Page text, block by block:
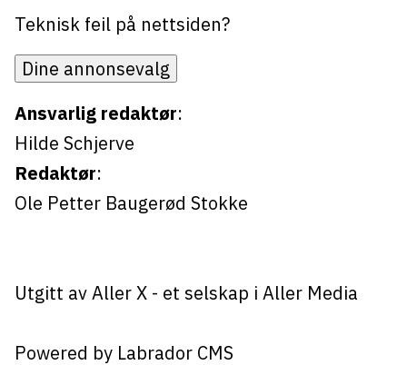
Teknisk feil på nettsiden?
Dine annonsevalg
Ansvarlig redaktør:
Hilde Schjerve
Redaktør:
Ole Petter Baugerød Stokke
Utgitt av Aller X- et selskap i Aller Media
Powered by Labrador CMS